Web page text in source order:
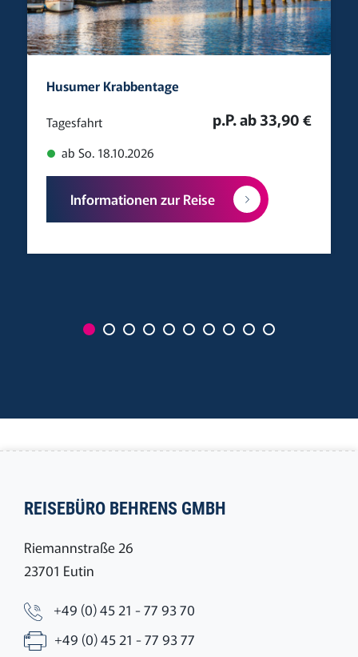
Husumer Krabbentage
Tagesfahrt
ab So. 18.10.2026
p.P. ab 33,90 €
Informationen zur Reise
REISEBÜRO BEHRENS GMBH
Riemannstraße 26
23701 Eutin
+49 (0) 45 21 - 77 93 70
+49 (0) 45 21 - 77 93 77